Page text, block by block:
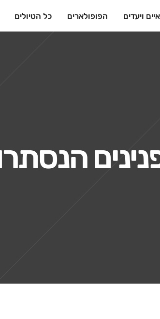
איים ויעדים הפופולארים כל הטיולים